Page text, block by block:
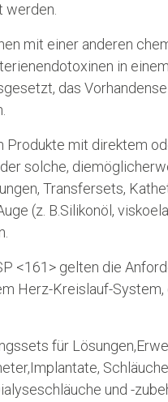
werden.
mit einer anderen
in
das
Produkte mit direktem
solche,
Transfersets,
(z. B.Silikonöl,
<161> gelten die
Herz-Kreislauf-
für
und -